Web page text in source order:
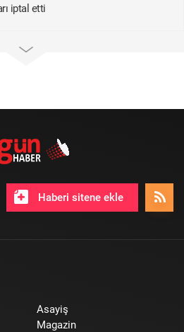
iptal etti
Haberi sitene ekle
Asayiş
Magazin